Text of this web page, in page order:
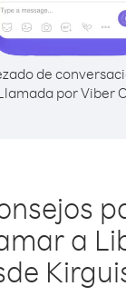
de
por Viber
a